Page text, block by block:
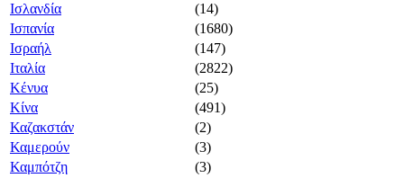
Ισλανδία
(14)
Ισπανία
(1680)
Ισραήλ
(147)
Ιταλία
(2822)
Κένυα
(25)
Κίνα
(491)
Καζακστάν
(2)
Καμερούν
(3)
Καμπότζη
(3)